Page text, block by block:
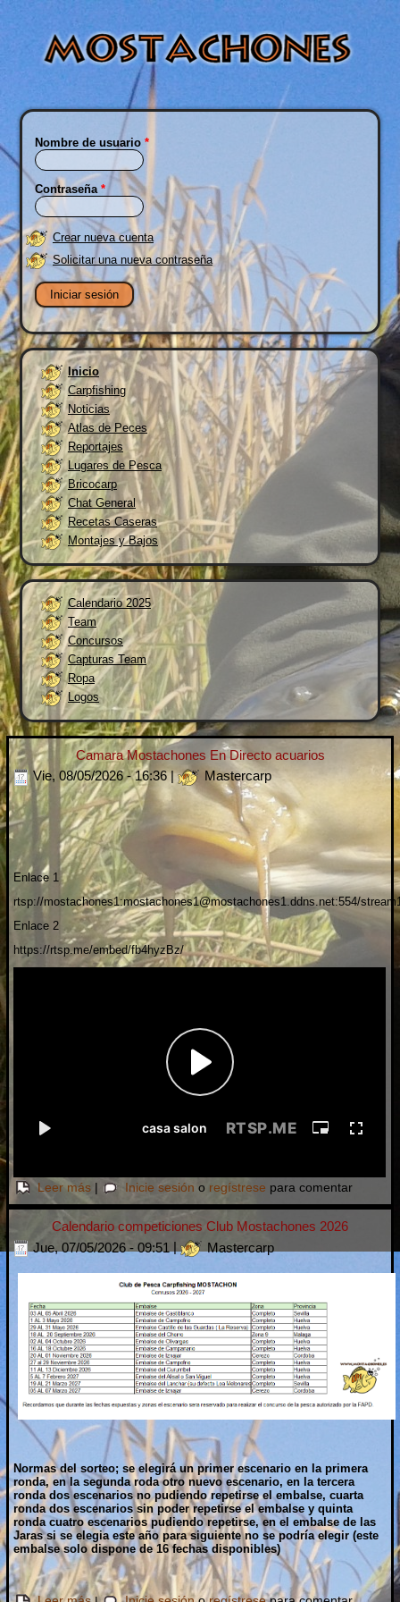
Nombre de usuario*
Contraseña*
Crear nueva cuenta
Solicitar una nueva contraseña
Inicio
Carpfishing
Noticias
Atlas de Peces
Reportajes
Lugares de Pesca
Bricocarp
Chat General
Recetas Caseras
Montajes y Bajos
Calendario 2025
Team
Concursos
Capturas Team
Ropa
Logos
Camara Mostachones En Directo acuarios
Vie, 08/05/2026 - 16:36| Mastercarp
Enlace 1
rtsp://mostachones1:mostachones1@mostachones1.ddns.net:554/
Enlace 2
https://rtsp.me/embed/fb4hyzBz/
Leer más sobre Camara Mostachones En Directo acuarios
| Inicie sesión o regístrese para comentar
Calendario competiciones Club Mostachones 2026
Jue, 07/05/2026 - 09:51
| Mastercarp
Normas del sorteo; se elegirá un primer escenario en la primera
ronda, en la segunda roda otro nuevo escenario, en la tercera
ronda dos escenarios no pudiendo repetirse el embalse, cuarta
ronda dos escenarios sin poder repetirse el embalse y quinta
ronda cuatro escenarios pudiendo repetirse, en el embalse de las
Jaras si se elegia este año para siguiente no se podría elegir (este
embalse solo dispone de 16 fechas disponibles)
sobre Calendario competiciones Club Mostachones